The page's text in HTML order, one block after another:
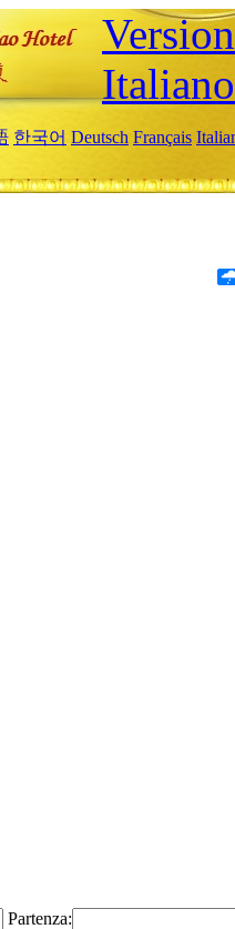
Italiano
한국어 Deutsch Français
Partenza: